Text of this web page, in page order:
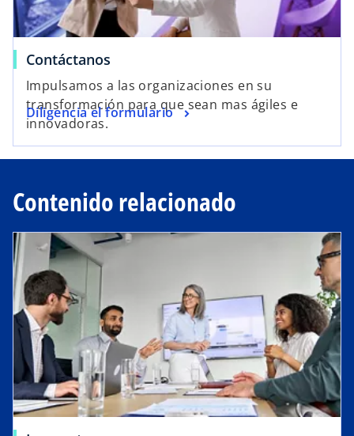
Contáctanos
Impulsamos a las organizaciones en su
transformación para que sean mas ágiles e
innovadoras.
Diligencia el formulario
Contenido relacionado